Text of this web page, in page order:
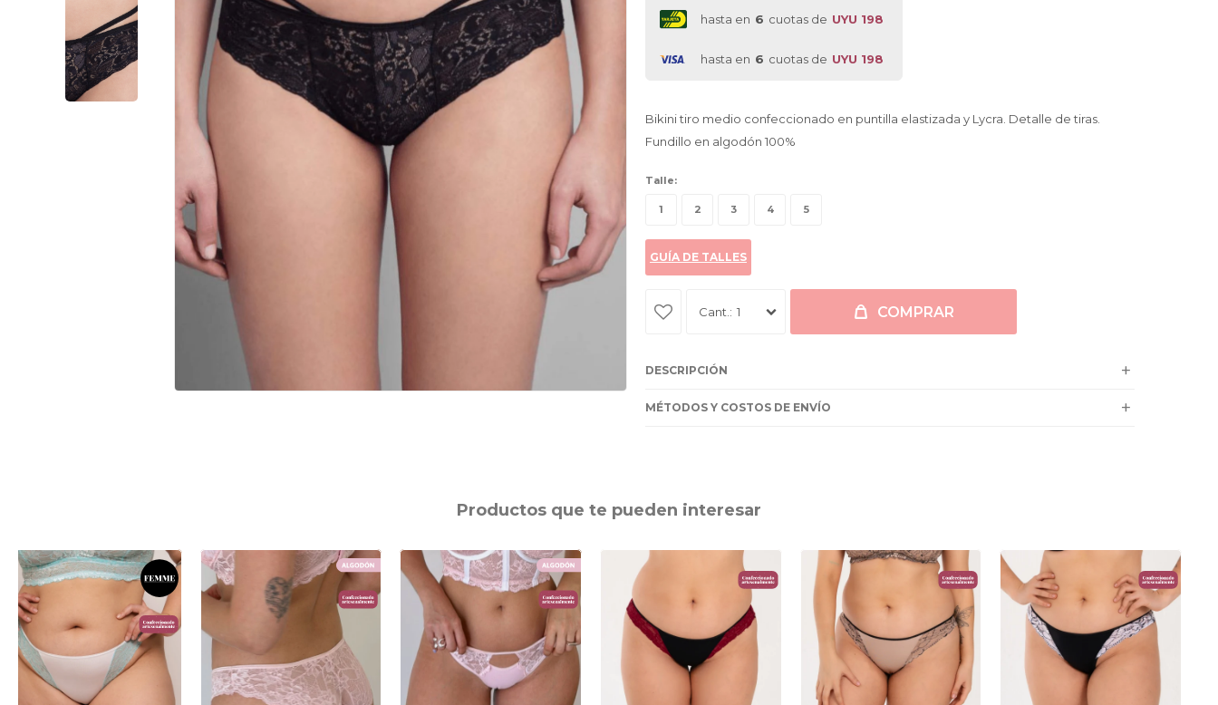
hasta en 6 cuotas de UYU 198
hasta en 6 cuotas de UYU 198
Bikini tiro medio confeccionado en puntilla elastizada y Lycra. Detalle de tiras.
Fundillo en algodón 100%
Talle:
1 2 3 4 5
GUÍA DE TALLES
1 COMPRAR
DESCRIPCIÓN
MÉTODOS Y COSTOS DE ENVÍO
Productos que te pueden interesar